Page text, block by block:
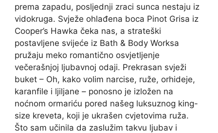
prema zapadu, posljednji zraci sunca nestaju iz
vidokruga. Svježe ohlađena boca Pinot Grisa iz
Cooper’s Hawka čeka nas, a strateški
postavljene svijeće iz Bath & Body Worksa
pružaju meko romantično osvjetljenje
večerašnjoj ljubavnoj odaji. Prekrasan svježi
buket – Oh, kako volim narcise, ruže, orhideje,
karanfile i ljiljane – ponosno je izložen na
noćnom ormariću pored našeg luksuznog king-
size kreveta, koji je ukrašen cvjetovima ruža.
Što sam učinila da zaslužim takvu ljubav i